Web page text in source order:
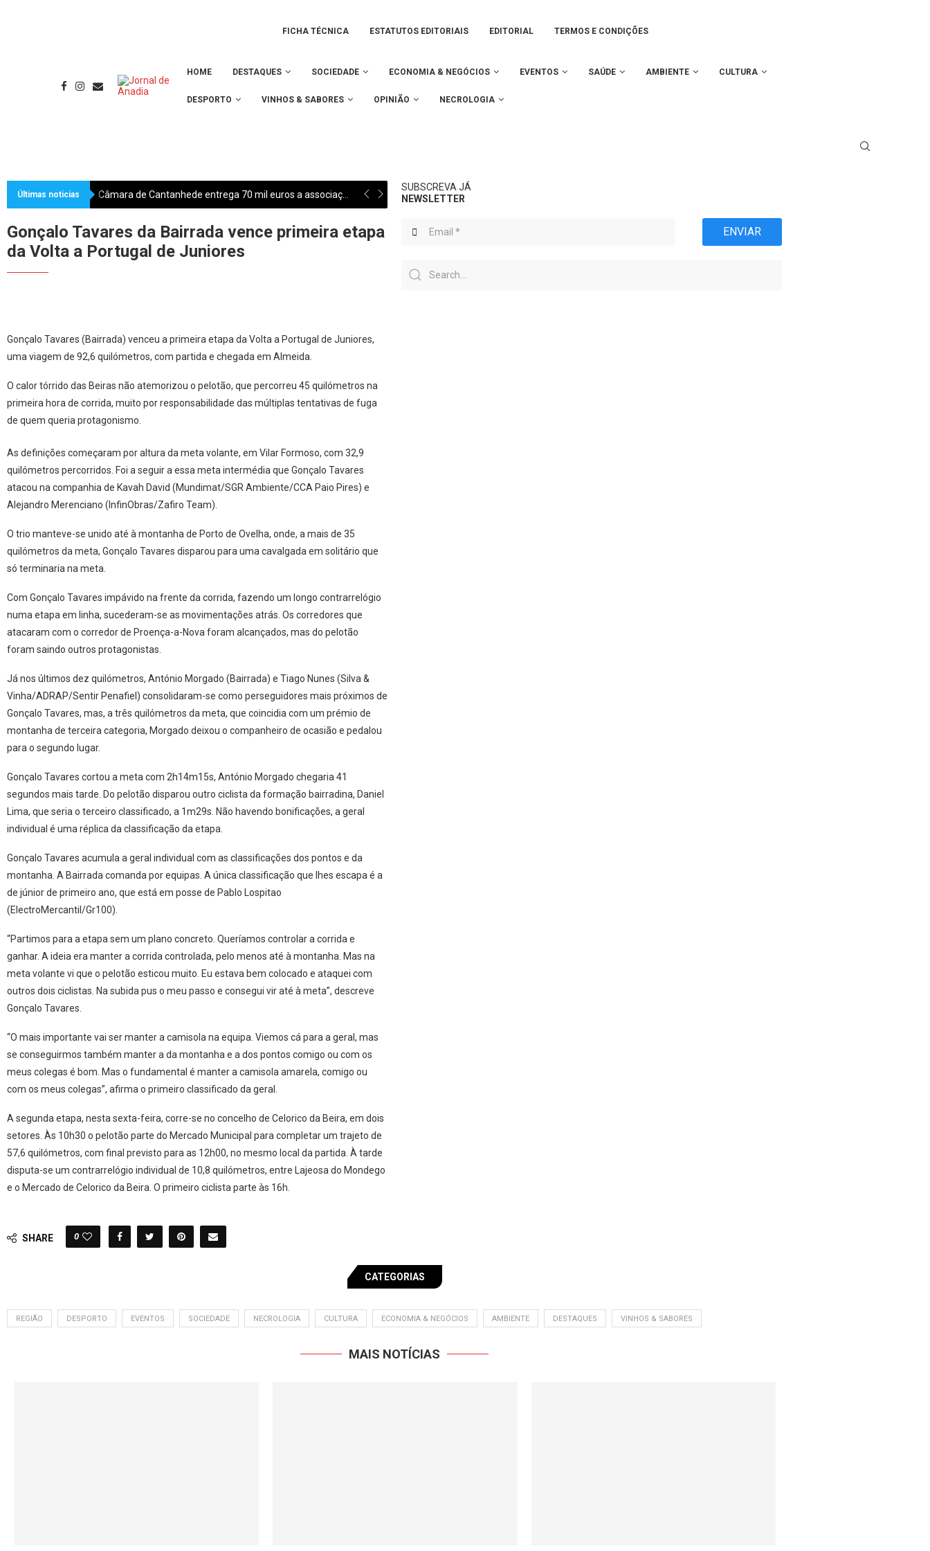
FICHA TÉCNICA ESTATUTOS EDITORIAIS EDITORIAL TERMOS E CONDIÇÕES
HOME DESTAQUES SOCIEDADE ECONOMIA & NEGÓCIOS EVENTOS SAÚDE AMBIENTE CULTURA
DESPORTO VINHOS & SABORES OPINIÃO NECROLOGIA
Últimas noticias
Gonçalo Tavares da Bairrada vence primeira etapa
da Volta a Portugal de Juniores
Gonçalo Tavares (Bairrada) venceu a primeira etapa da Volta a Portugal de Juniores,
uma viagem de 92,6 quilómetros, com partida e chegada em Almeida.
O calor tórrido das Beiras não atemorizou o pelotão, que percorreu 45 quilómetros na
primeira hora de corrida, muito por responsabilidade das múltiplas tentativas de fuga
de quem queria protagonismo.
As definições começaram por altura da meta volante, em Vilar Formoso, com 32,9
quilómetros percorridos. Foi a seguir a essa meta intermédia que Gonçalo Tavares
atacou na companhia de Kavah David (Mundimat/SGR Ambiente/CCA Paio Pires) e
Alejandro Merenciano (InfinObras/Zafiro Team).
O trio manteve-se unido até à montanha de Porto de Ovelha, onde, a mais de 35
quilómetros da meta, Gonçalo Tavares disparou para uma cavalgada em solitário que
só terminaria na meta.
Com Gonçalo Tavares impávido na frente da corrida, fazendo um longo contrarrelógio
numa etapa em linha, sucederam-se as movimentações atrás. Os corredores que
atacaram com o corredor de Proença-a-Nova foram alcançados, mas do pelotão
foram saindo outros protagonistas.
Já nos últimos dez quilómetros, António Morgado (Bairrada) e Tiago Nunes (Silva &
Vinha/ADRAP/Sentir Penafiel) consolidaram-se como perseguidores mais próximos de
Gonçalo Tavares, mas, a três quilómetros da meta, que coincidia com um prémio de
montanha de terceira categoria, Morgado deixou o companheiro de ocasião e pedalou
para o segundo lugar.
Gonçalo Tavares cortou a meta com 2h14m15s, António Morgado chegaria 41
segundos mais tarde. Do pelotão disparou outro ciclista da formação bairradina, Daniel
Lima, que seria o terceiro classificado, a 1m29s. Não havendo bonificações, a geral
individual é uma réplica da classificação da etapa.
Gonçalo Tavares acumula a geral individual com as classificações dos pontos e da
montanha. A Bairrada comanda por equipas. A única classificação que lhes escapa é a
de júnior de primeiro ano, que está em posse de Pablo Lospitao
(ElectroMercantil/Gr100).
“Partimos para a etapa sem um plano concreto. Queríamos controlar a corrida e
ganhar. A ideia era manter a corrida controlada, pelo menos até à montanha. Mas na
meta volante vi que o pelotão esticou muito. Eu estava bem colocado e ataquei com
outros dois ciclistas. Na subida pus o meu passo e consegui vir até à meta”, descreve
Gonçalo Tavares.
“O mais importante vai ser manter a camisola na equipa. Viemos cá para a geral, mas
se conseguirmos também manter a da montanha e a dos pontos comigo ou com os
meus colegas é bom. Mas o fundamental é manter a camisola amarela, comigo ou
com os meus colegas”, afirma o primeiro classificado da geral.
A segunda etapa, nesta sexta-feira, corre-se no concelho de Celorico da Beira, em dois
setores. Às 10h30 o pelotão parte do Mercado Municipal para completar um trajeto de
57,6 quilómetros, com final previsto para as 12h00, no mesmo local da partida. À tarde
disputa-se um contrarrelógio individual de 10,8 quilómetros, entre Lajeosa do Mondego
e o Mercado de Celorico da Beira. O primeiro ciclista parte às 16h.
SHARE 0
SUBSCREVA JÁ
NEWSLETTER
ENVIAR
CATEGORIAS
REGIÃO DESPORTO EVENTOS SOCIEDADE NECROLOGIA CULTURA ECONOMIA & NEGÓCIOS AMBIENTE DESTAQUES VINHOS & SABORES
MAIS NOTÍCIAS